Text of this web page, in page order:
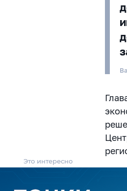
Это интересно